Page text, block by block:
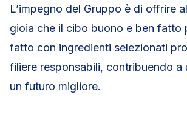
L’impegno del Gruppo è di offrire
gioia che il cibo buono e ben fatto
fatto con ingredienti selezionati
filiere responsabili, contribuendo a
un futuro migliore.